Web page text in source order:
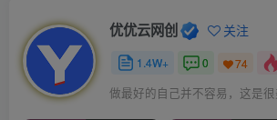
优优云网创 关注
1.4W+ 0 74